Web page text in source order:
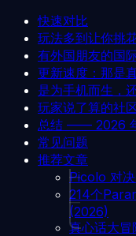
快速对比
玩法多到让你挑
有外国朋友的国
更新速度：那是
是为手机而生，
玩家说了算的社
总结 —— 2026
常见问题
推荐文章
Picolo 对
214个
(2026)
真心话大